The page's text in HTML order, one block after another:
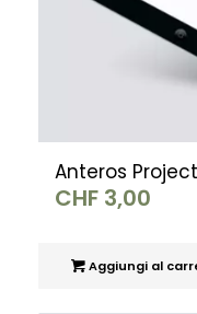
Anteros
CHF3,00
Aggiungi al